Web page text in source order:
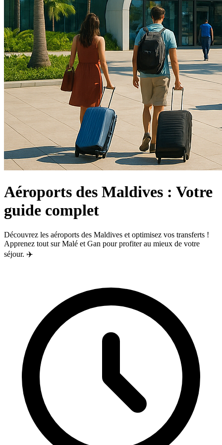
Aéroports des Maldives : Votre
guide complet
Découvrez les aéroports des Maldives et optimisez vos transferts !
Apprenez tout sur Malé et Gan pour profiter au mieux de votre
séjour. ✈️